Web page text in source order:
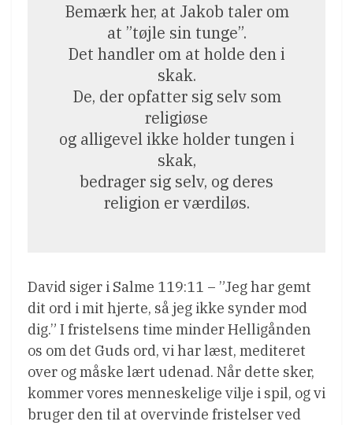
Bemærk her, at Jakob taler om
at ”tøjle sin tunge”.
Det handler om at holde den i
skak.
De, der opfatter sig selv som
religiøse
og alligevel ikke holder tungen i
skak,
bedrager sig selv, og deres
religion er værdiløs.
David siger i Salme 119:11 – ”Jeg har gemt
dit ord i mit hjerte, så jeg ikke synder mod
dig.” I fristelsens time minder Helligånden
os om det Guds ord, vi har læst, mediteret
over og måske lært udenad. Når dette sker,
kommer vores menneskelige vilje i spil, og vi
bruger den til at overvinde fristelser ved